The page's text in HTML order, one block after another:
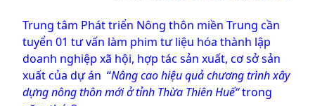
Trung tâm Phát triển Nông thôn miền Trung cần
tuyển 01 tư vấn làm phim tư liệu hóa thành lập
doanh nghiệp xã hội, hợp tác sản xuất, cơ sở sản
xuất của dự án “Nâng cao hiệu quả chương trình xây
dựng nông thôn mới ở tỉnh Thừa Thiên Huế“trong